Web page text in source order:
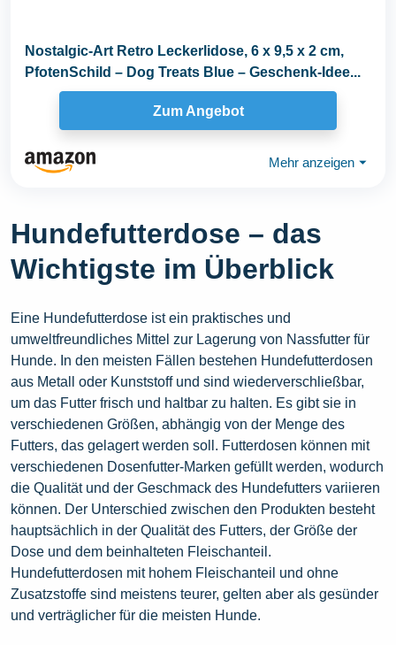
Nostalgic-Art Retro Leckerlidose, 6 x 9,5 x 2 cm,
PfotenSchild – Dog Treats Blue – Geschenk-Idee...
Zum Angebot
Mehr anzeigen ⏷
Hundefutterdose – das
Wichtigste im Überblick
Eine Hundefutterdose ist ein praktisches und
umweltfreundliches Mittel zur Lagerung von Nassfutter für
Hunde. In den meisten Fällen bestehen Hundefutterdosen
aus Metall oder Kunststoff und sind wiederverschließbar,
um das Futter frisch und haltbar zu halten. Es gibt sie in
verschiedenen Größen, abhängig von der Menge des
Futters, das gelagert werden soll. Futterdosen können mit
verschiedenen Dosenfutter-Marken gefüllt werden, wodurch
die Qualität und der Geschmack des Hundefutters variieren
können. Der Unterschied zwischen den Produkten besteht
hauptsächlich in der Qualität des Futters, der Größe der
Dose und dem beinhalteten Fleischanteil.
Hundefutterdosen mit hohem Fleischanteil und ohne
Zusatzstoffe sind meistens teurer, gelten aber als gesünder
und verträglicher für die meisten Hunde.